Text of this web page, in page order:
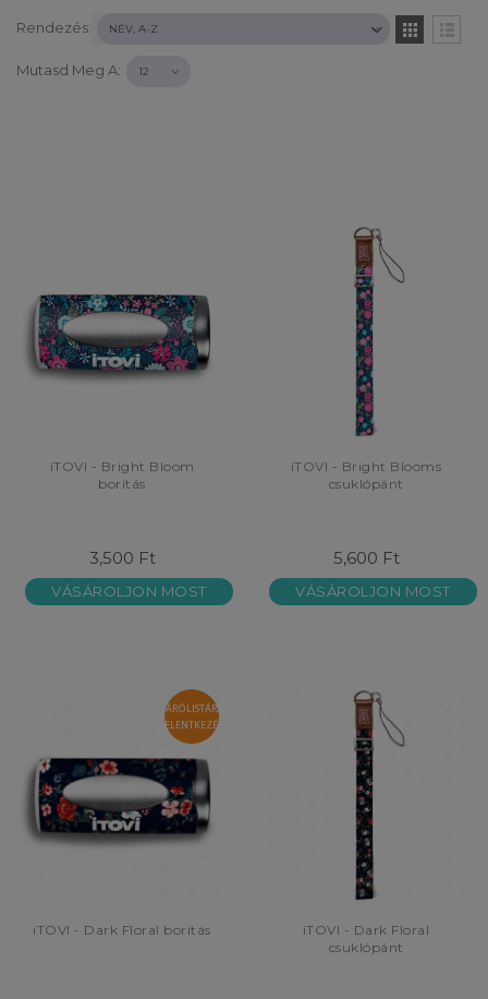
Rendezés:
Mutasd Meg A:
iTOVI - Bright Bloom
borítás
3,500 Ft
VÁSÁROLJON MOST
iTOVI - Bright Blooms
csuklópánt
5,600 Ft
VÁSÁROLJON MOST
VÁRÓLISTÁRA
JELENTKEZÉS
iTOVI - Dark Floral borítás
iTOVI - Dark Floral
csuklópánt